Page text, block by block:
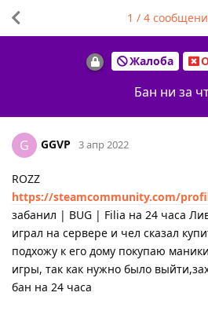
Жалоба
Бан ни за
1 / 4
G GGVP 3 апр 2022
ROZZ
https://steamcommunity.com/
забанил | BUG | Filia на 24 часа
играл на сервере и чел сказал
подхожу к его дому покупаю
игры, так как нужно было
бан на 24 часа